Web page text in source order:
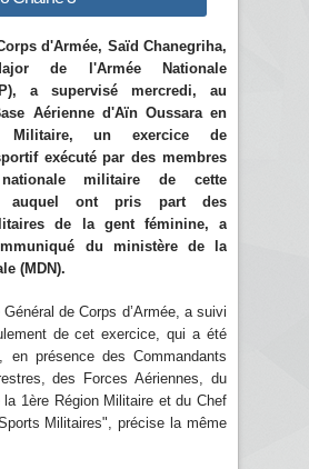
d'Armée, Saïd Chanegriha,
de l'Armée Nationale
a supervisé mercredi, au
Aérienne d'Aïn Oussara en
Militaire, un exercice de
exécuté par des membres
militaire de cette
auquel ont pris part des
de la gent féminine, a
du ministère de la
(MDN).
de Corps d’Armée, a suivi
de cet exercice, qui a été
en présence des Commandants
des Forces Aériennes, du
la 1ère Région Militaire et du Chef
Militaires", précise la même